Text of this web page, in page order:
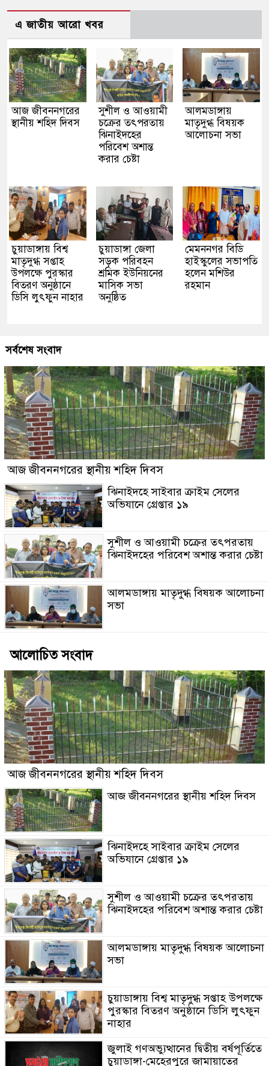
এ জাতীয় আরো খবর
আজ জীবননগরের
স্থানীয় শহিদ দিবস
সুশীল ও আওয়ামী
চক্রের তৎপরতায়
ঝিনাইদহের
পরিবেশ অশান্ত
করার চেষ্টা
আলমডাঙ্গায়
মাতৃদুগ্ধ বিষয়ক
আলোচনা সভা
চুয়াডাঙ্গায় বিশ্ব
মাতৃদুগ্ধ সপ্তাহ
উপলক্ষে পুরস্কার
বিতরণ অনুষ্ঠানে
ডিসি লুৎফুন নাহার
চুয়াডাঙ্গা জেলা
সড়ক পরিবহন
শ্রমিক ইউনিয়নের
মাসিক সভা
অনুষ্ঠিত
মেমননগর বিডি
হাইস্কুলের সভাপতি
হলেন মশিউর
রহমান
সর্বশেষ সংবাদ
আজ জীবননগরের স্থানীয় শহিদ দিবস
ঝিনাইদহে সাইবার ক্রাইম সেলের
অভিযানে গ্রেপ্তার ১৯
সুশীল ও আওয়ামী চক্রের তৎপরতায়
ঝিনাইদহের পরিবেশ অশান্ত করার চেষ্টা
আলমডাঙ্গায় মাতৃদুগ্ধ বিষয়ক আলোচনা
সভা
আলোচিত সংবাদ
আজ জীবননগরের স্থানীয় শহিদ দিবস
আজ জীবননগরের স্থানীয় শহিদ দিবস
ঝিনাইদহে সাইবার ক্রাইম সেলের
অভিযানে গ্রেপ্তার ১৯
সুশীল ও আওয়ামী চক্রের তৎপরতায়
ঝিনাইদহের পরিবেশ অশান্ত করার চেষ্টা
আলমডাঙ্গায় মাতৃদুগ্ধ বিষয়ক আলোচনা
সভা
চুয়াডাঙ্গায় বিশ্ব মাতৃদুগ্ধ সপ্তাহ উপলক্ষে
পুরস্কার বিতরণ অনুষ্ঠানে ডিসি লুৎফুন
নাহার
জুলাই গণঅভ্যুত্থানের দ্বিতীয় বর্ষপূর্তিতে
চুয়াডাঙ্গা-মেহেরপুরে জামায়াতের